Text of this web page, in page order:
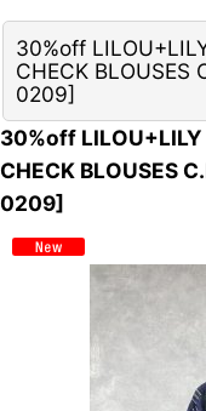
30%off
CHECK BLOUSES
0209]
30%off
CHECK BLOUSES
0209]